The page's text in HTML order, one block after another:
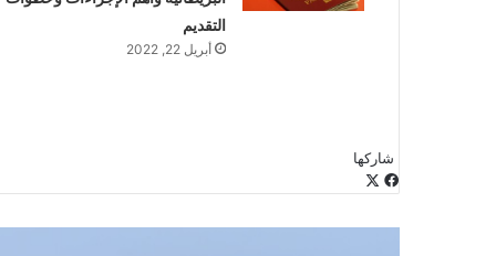
التقديم
أبريل 22, 2022
شاركها
فيسبوك
البريد